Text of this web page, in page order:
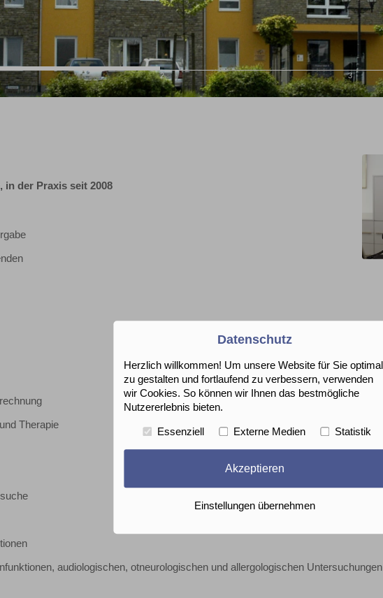
2 3
in der Praxis seit 2008
Therapie
audiologischen, otneurologischen und allergologischen Untersuchungen
Datenschutz
Herzlich willkommen! Um unsere Website für Sie optimal
zu gestalten und fortlaufend zu verbessern, verwenden
wir Cookies. So können wir Ihnen das bestmögliche
Nutzererlebnis bieten.
Essenziell Externe Medien Statistik
Akzeptieren
Einstellungen übernehmen